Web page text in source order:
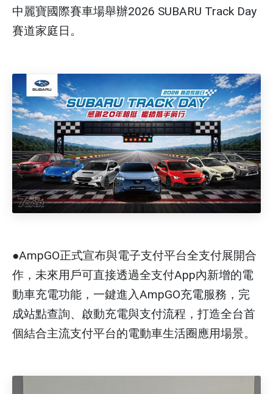
中麗寶國際賽車場舉辦2026 SUBARU Track Day
賽道家庭日。
●AmpGO正式宣布與電子支付平台全支付展開合
作，未來用戶可直接透過全支付App內新增的電
動車充電功能，一鍵進入AmpGO充電服務，完
成站點查詢、啟動充電與支付流程，打造全台首
個結合主流支付平台的電動車生活圈應用場景。